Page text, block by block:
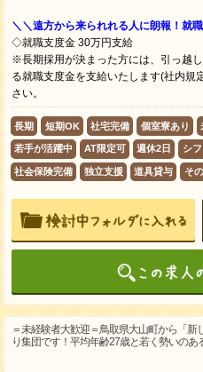
＼＼遠方から来られれる人に朗報！就
◇就職支度金 30万円支給
※長期採用が決まった方には、引っ越
る就職支度金を支給いたします(社内規
さい。
長期 短期OK 社宅完備 個室寮あり
若手が活躍中 AT限定可 週休2日 シ
社会保険完備 独立支援 道具貸与 そ
＝未経験者大歓迎＝鳥取県大山町から「
り集団です！平均年齢27歳と若く勢いの